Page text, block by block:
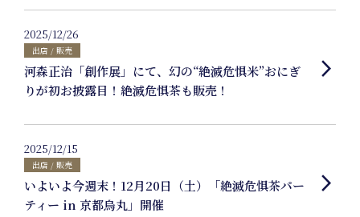
Art Project
Product
Planning
2025/12/26
出店 / 販売
河森正治「創作展」にて、幻の“絶滅危惧米”おにぎ
りが初お披露目！絶滅危惧茶も販売！
arrow_forward_ios
2025/12/15
出店 / 販売
いよいよ今週末！12月20日（土）「絶滅危惧茶パー
ティー in 京都烏丸」開催
arrow_forward_ios